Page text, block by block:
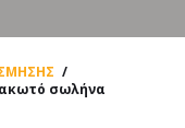
/
σωλήνα